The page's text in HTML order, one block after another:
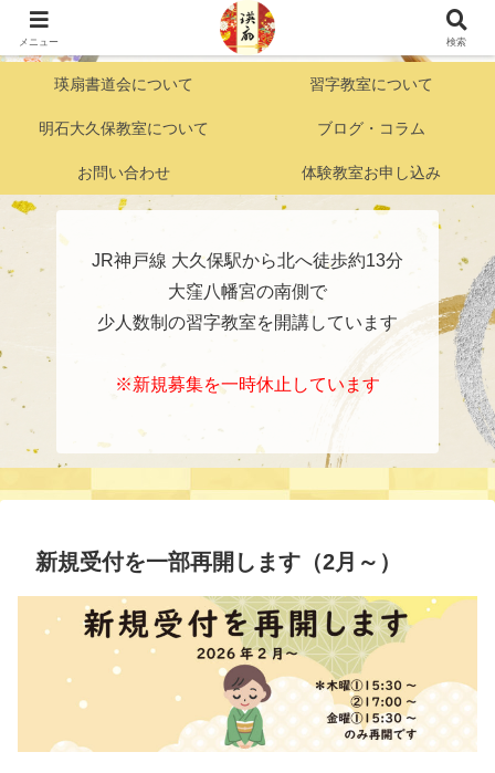
明石市大久保『好きこそものの上手なれ』がモットーの こども習字・かきかた
教室
瑛扇書道会について 習字教室について
明石大久保教室について ブログ・コラム
お問い合わせ 体験教室お申し込み
JR神戸線 大久保駅から北へ徒歩約13分
大窪八幡宮の南側で
少人数制の習字教室を開講しています
※新規募集を一時休止しています
新規受付を一部再開します（2月～）
メニュー 検索